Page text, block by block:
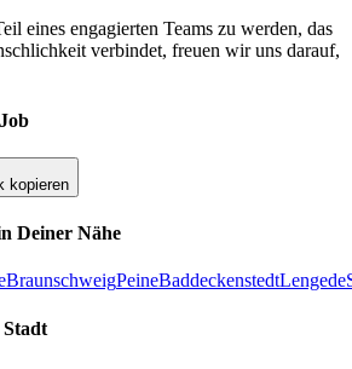
eines engagierten Teams zu werden, das
verbindet, freuen wir uns darauf,
Job
kopieren
Deiner Nähe
BraunschweigPeineBaddeckenstedtLengede
Stadt